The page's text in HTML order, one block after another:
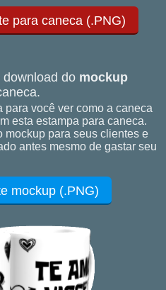
para caneca (.PNG)
do mockup
para você ver como a caneca
esta estampa para caneca.
mockup para seus clientes e
antes mesmo de gastar seu
mockup (.PNG)